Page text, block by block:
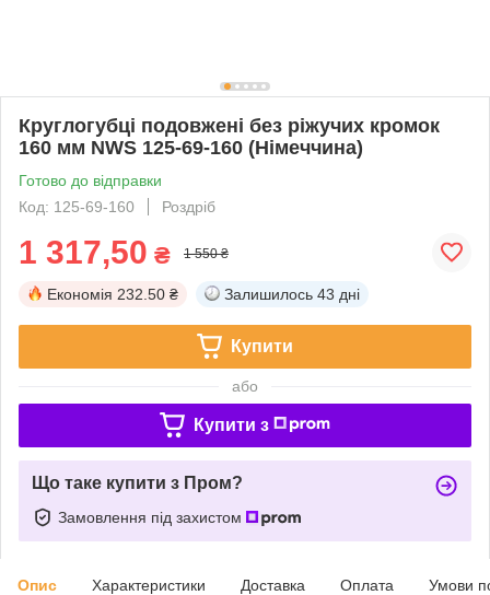
Круглогубці подовжені без ріжучих кромок
160 мм NWS 125-69-160 (Німеччина)
Готово до відправки
Код: 125-69-160
Роздріб
1 317,50 ₴ 1 550 ₴
Економія 232.50 ₴ Залишилось 43 дні
Купити
або
Купити з
Що таке купити з Пром?
Замовлення під захистом
Опис Характеристики Доставка Оплата Умови